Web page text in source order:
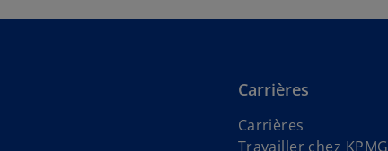
Carrières
Carrières
Travailler chez KPMG